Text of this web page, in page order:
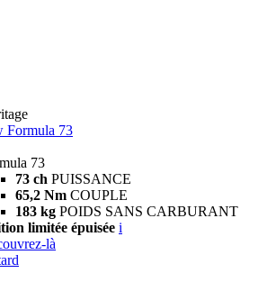
Formula 73
73
73 ch PUISSANCE
65,2 Nm COUPLE
183 kg POIDS SANS CARBURANT
limitée épuisée i
là